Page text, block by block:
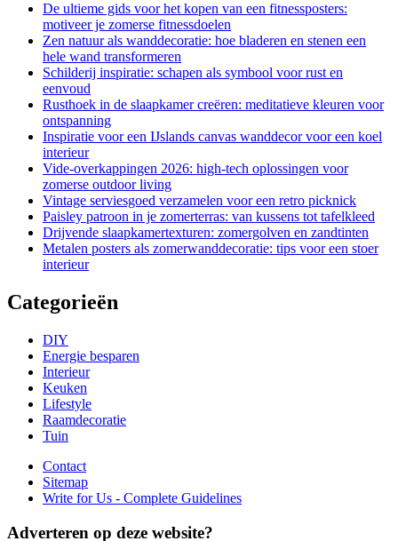
De ultieme gids voor het kopen van een fitnessposters:
motiveer je zomerse fitnessdoelen
Zen natuur als wanddecoratie: hoe bladeren en stenen een
hele wand transformeren
Schilderij inspiratie: schapen als symbool voor rust en
eenvoud
Rusthoek in de slaapkamer creëren: meditatieve kleuren voor
ontspanning
Inspiratie voor een IJslands canvas wanddecor voor een koel
interieur
Vide-overkappingen 2026: high-tech oplossingen voor
zomerse outdoor living
Vintage serviesgoed verzamelen voor een retro picknick
Paisley patroon in je zomerterras: van kussens tot tafelkleed
Drijvende slaapkamertexturen: zomergolven en zandtinten
Metalen posters als zomerwanddecoratie: tips voor een stoer
interieur
Categorieën
DIY
Energie besparen
Interieur
Keuken
Lifestyle
Raamdecoratie
Tuin
Contact
Sitemap
Write for Us - Complete Guidelines
Adverteren op deze website?